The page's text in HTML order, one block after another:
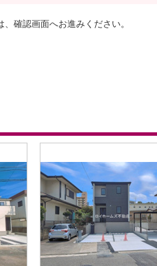
確認画面へお進みください。